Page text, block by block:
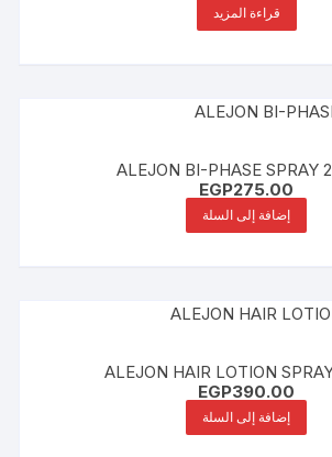
قراءة المزيد
ALEJON BI-PHASE SPRAY
EGP275.00
إضافة إلى السلة
ALEJON HAIR LOTION
EGP390.00
إضافة إلى السلة